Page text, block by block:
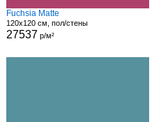
Fuchsia Matte
120x120 см, пол/стены
27537 р/м²